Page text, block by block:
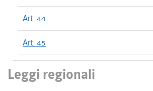
Art. 44
Art. 45
Leggi regionali